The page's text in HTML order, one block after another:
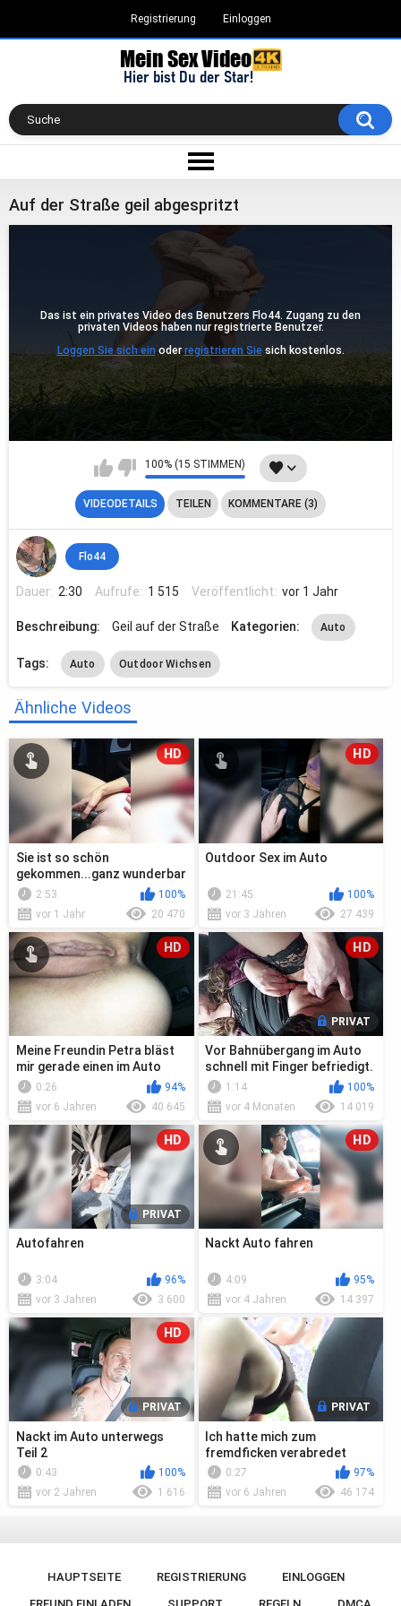
Registrierung Einloggen
Auf der Straße geil abgespritzt
Das ist ein privates Video des Benutzers Flo44. Zugang zu den
privaten Videos haben nur registrierte Benutzer.
Loggen Sie sich einoderregistrieren Siesich kostenlos.
100% (15 STIMMEN)
VIDEODETAILS TEILEN KOMMENTARE (3)
Flo44
Dauer: 2:30 Aufrufe: 1 515 Veröffentlicht: vor 1 Jahr
Beschreibung: Geil auf der Straße Kategorien: Auto
Tags: Auto Outdoor Wichsen
Ähnliche Videos
HD
Sie ist so schön
gekommen...ganz wunderbar
2:53
100%
vor 1 Jahr
20 470
HD
Outdoor Sex im Auto
21:45
100%
vor 3 Jahren
27 439
HD
Meine Freundin Petra bläst
mir gerade einen im Auto
0:26
94%
vor 6 Jahren
40 645
PRIVAT
HD
Vor Bahnübergang im Auto
schnell mit Finger befriedigt.
1:14
100%
vor 4 Monaten
14 019
PRIVAT
HD
Autofahren
3:04
96%
vor 3 Jahren
3 600
HD
Nackt Auto fahren
4:09
95%
vor 4 Jahren
14 397
PRIVAT
HD
Nackt im Auto unterwegs
Teil 2
0:43
100%
vor 2 Jahren
1 616
PRIVAT
Ich hatte mich zum
fremdficken verabredet
0:27
97%
vor 6 Jahren
46 174
HAUPTSEITE REGISTRIERUNG
EINLOGGEN